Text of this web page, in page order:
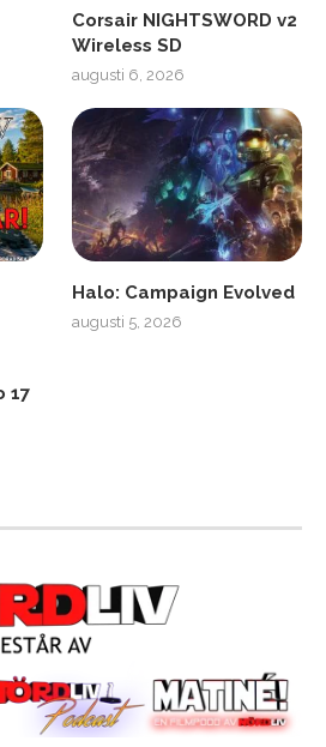
Corsair NIGHTSWORD v2
Wireless SD
augusti 6, 2026
17
Halo: Campaign Evolved
augusti 5, 2026